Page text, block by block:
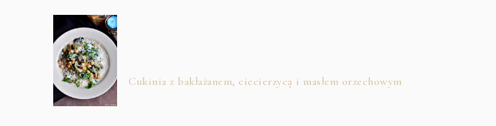
Cukinia z bakłażanem, ciecierzycą i masłem orzechowym